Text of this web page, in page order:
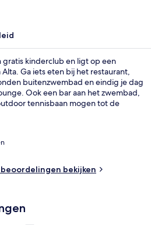
gratis kinderclub en ligt op een
Ga iets eten bij het restaurant,
buitenzwembad en eindig je dag
Ook een bar aan het zwembad,
tennisbaan mogen tot de
beoordelingen bekijken